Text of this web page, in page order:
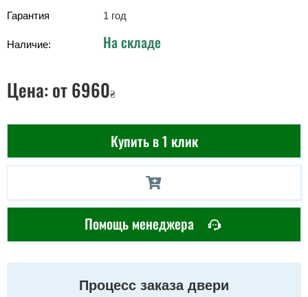
Гарантия
1 год
Наличие: На складе
Цена: от 6960₴
Купить в 1 клик
Помощь менеджера
Процесс заказа двери